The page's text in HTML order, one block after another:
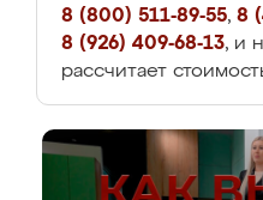
8 (800) 511-89-55, 8
8 (926) 409-68-13, и
рассчитает